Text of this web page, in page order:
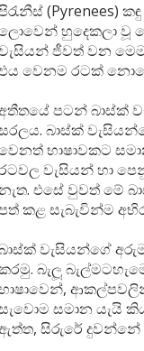
(Pyrenees)
හුදෙකලා වූ
ජීවත් වන මෙම
වෙනම රටක්
පටන් බාස්ක්
බාස්ක්
භාෂාවකට
වැසියන් හා
එසේ වුවත් මේ
කළ සැබැවින්ම
වැසියන්ගේ
බැලූ
සමාන යැයි
සිරුරේ දුවන්නේ